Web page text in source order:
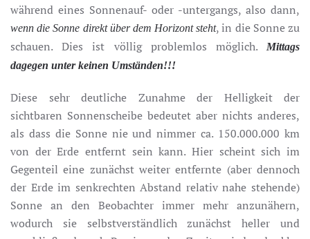
während eines Sonnenauf- oder -untergangs, also dann,
wenn die Sonne direkt über dem Horizont steht, in die Sonne zu
schauen. Dies ist völlig problemlos möglich.
Mittags
dagegen unter keinen Umständen!!!
Diese sehr deutliche Zunahme der Helligkeit der
sichtbaren Sonnenscheibe bedeutet aber nichts anderes,
als dass die Sonne nie und nimmer ca. 150.000.000 km
von der Erde entfernt sein kann. Hier scheint sich im
Gegenteil eine zunächst weiter entfernte (aber dennoch
der Erde im senkrechten Abstand relativ nahe stehende)
Sonne an den Beobachter immer mehr anzunähern,
wodurch sie selbstverständlich zunächst heller und